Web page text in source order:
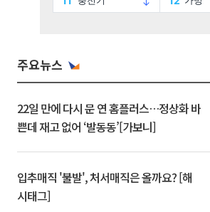
주요뉴스
22일 만에 다시 문 연 홈플러스…정상화 바
쁜데 재고 없어 ‘발동동’[가보니]
입추매직 '불발', 처서매직은 올까요? [해
시태그]